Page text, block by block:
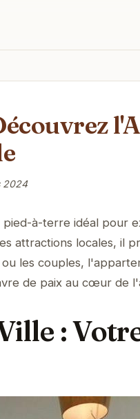
2024
à-terre idéal pour
attractions locales, il
les couples,
de paix au cœur de
: